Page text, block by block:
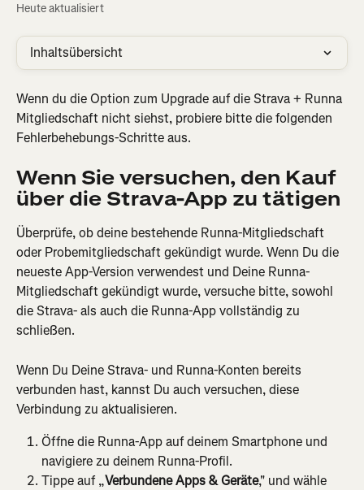
Heute aktualisiert
Inhaltsübersicht
Wenn du die Option zum Upgrade auf die Strava + Runna
Mitgliedschaft nicht siehst, probiere bitte die folgenden
Fehlerbehebungs-Schritte aus.
Wenn Sie versuchen, den Kauf
über die Strava-App zu tätigen
Überprüfe, ob deine bestehende Runna-Mitgliedschaft
oder Probemitgliedschaft gekündigt wurde. Wenn Du die
neueste App-Version verwendest und Deine Runna-
Mitgliedschaft gekündigt wurde, versuche bitte, sowohl
die Strava- als auch die Runna-App vollständig zu
schließen.
Wenn Du Deine Strava- und Runna-Konten bereits
verbunden hast, kannst Du auch versuchen, diese
Verbindung zu aktualisieren.
Öffne die Runna-App auf deinem Smartphone und
navigiere zu deinem Runna-Profil.
Tippe auf „Verbundene Apps & Geräte," und wähle